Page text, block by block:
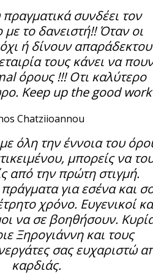
συνδέει τον
με το δανειστή!! Όταν οι
ή δίνουν
τους κάνει να πουν
όρους !!! Οτι καλύτερο
Keep up the good
Chatziioannou
όλη την έννοια του
μπορείς να
από την πρώτη στιγμή.
για εσένα και
χρόνο. Ευγενικοί
να σε βοηθήσουν.
Ξηρογιάννη και τους
σας ευχαριστώ
καρδιάς.